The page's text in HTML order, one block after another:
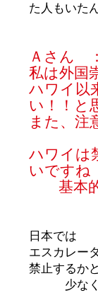
た人もいた
Ａさん
私は外国
ハワイ以
い！！と
また、注
ハワイは
いですね
基本的
日本では
エスカレー
禁止するか
少なく